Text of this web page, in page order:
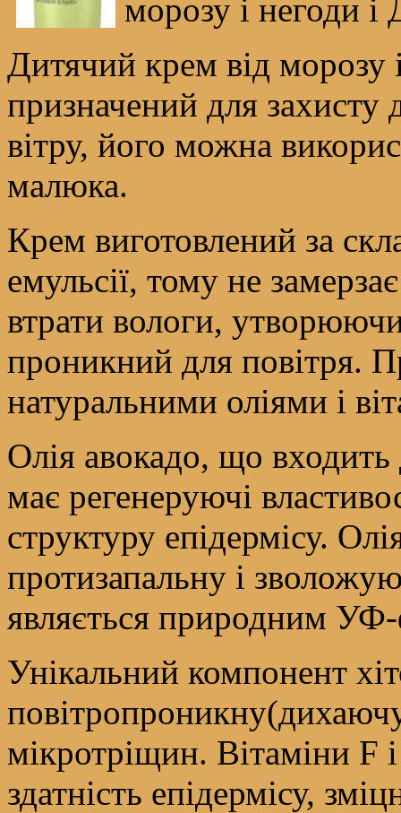
морозу і негоди і
Дитячий крем від морозу
призначений для захисту
вітру, його можна
малюка.
Крем виготовлений за
емульсії, тому не
втрати вологи,
проникний для повітря.
натуральними оліями і
Олія авокадо, що входить
має регенеруючі
структуру епідермісу.
протизапальну і
являється природним
Унікальний компонент
мікротріщин. Вітаміни F
здатність епідермісу,